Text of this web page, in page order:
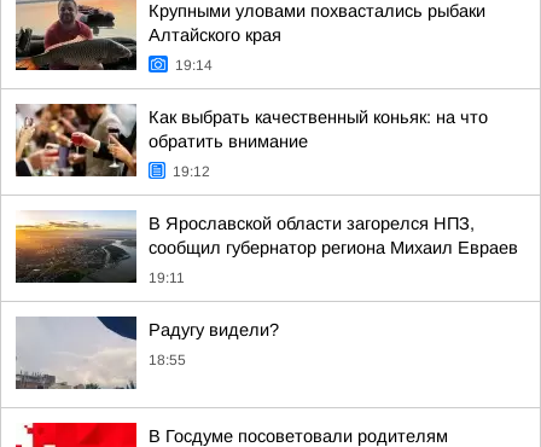
Крупными уловами похвастались рыбаки
Алтайского края
19:14
Как выбрать качественный коньяк: на что
обратить внимание
19:12
В Ярославской области загорелся НПЗ,
сообщил губернатор региона Михаил Евраев
19:11
Радугу видели?
18:55
В Госдуме посоветовали родителям